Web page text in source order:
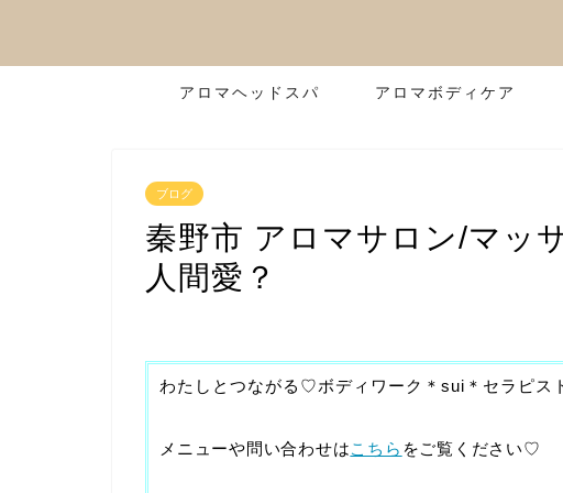
アロマヘッドスパ アロマボディケア
ブログ
秦野市 アロマサロン/マッ
人間愛？
わたしとつながる♡ボディワーク＊sui＊セラピス
メニューや問い合わせはこちら をご覧ください♡